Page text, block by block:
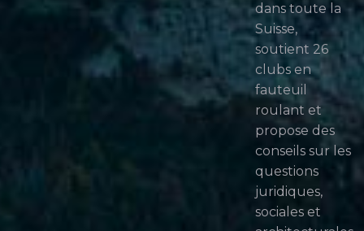
dans toute la
Suisse,
soutient 26
clubs en
fauteuil
roulant et
propose des
conseils sur les
questions
juridiques,
sociales et